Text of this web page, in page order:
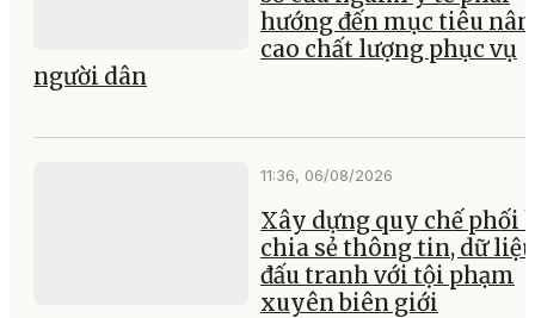
hướng đến mục tiêu
cao chất lượng phục vụ
người dân
11:36, 06/08/2026
Xây dựng quy chế phối
chia sẻ thông tin, dữ liệu
đấu tranh với tội phạm
xuyên biên giới